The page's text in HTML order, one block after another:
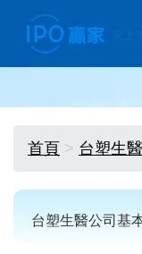
首頁 台塑生
台塑生醫公司基